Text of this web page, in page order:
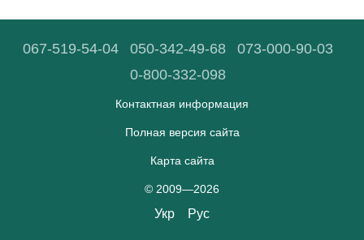
067-519-54-04 050-342-49-68
073-000-90-03
0-800-332-098
Контактная информация
Полная версия сайта
Карта сайта
© 2009—2026
Укр Рус